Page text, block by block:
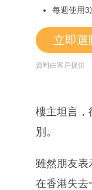
每週使用3
立即選
資料由客戶提供
樓主坦言，
別。
雖然朋友表
在香港失去